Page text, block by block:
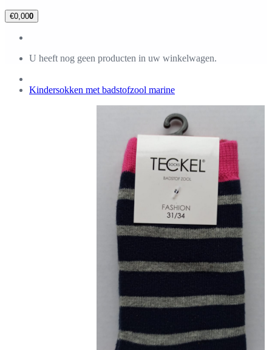
€0,000
U heeft nog geen producten in uw winkelwagen.
Kindersokken met badstofzool marine